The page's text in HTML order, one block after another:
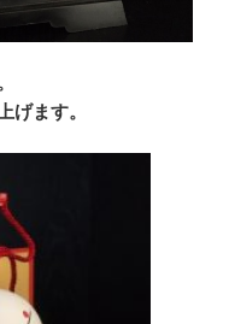
げます。